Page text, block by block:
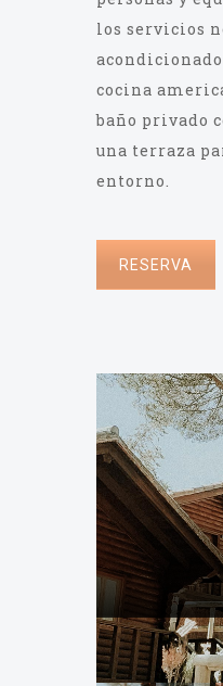
los servicios
cocina
baño privado
una terraza
entorno.
RESERVA